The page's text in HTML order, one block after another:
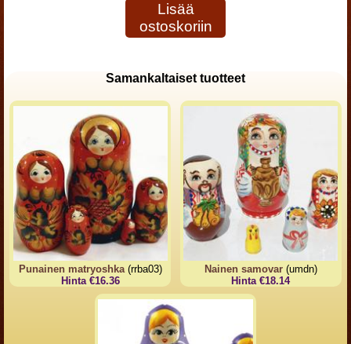
Lisää
ostoskoriin
Samankaltaiset tuotteet
Punainen matryoshka(rrba03)
Hinta €16.36
Nainen samovar(umdn)
Hinta €18.14